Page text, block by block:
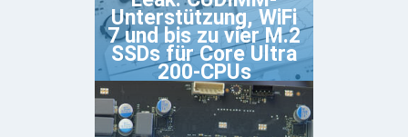
Unterstützung, WiFi
7 und bis zu vier M.2
SSDs für Core Ultra
200-CPUs